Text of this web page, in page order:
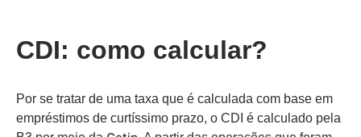
CDI: como calcular?
Por se tratar de uma taxa que é calculada com base em
empréstimos de curtíssimo prazo, o CDI é calculado pela